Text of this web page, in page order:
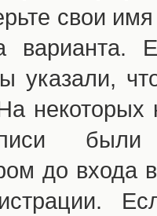
свои
варианта.
указали,
были
до входа